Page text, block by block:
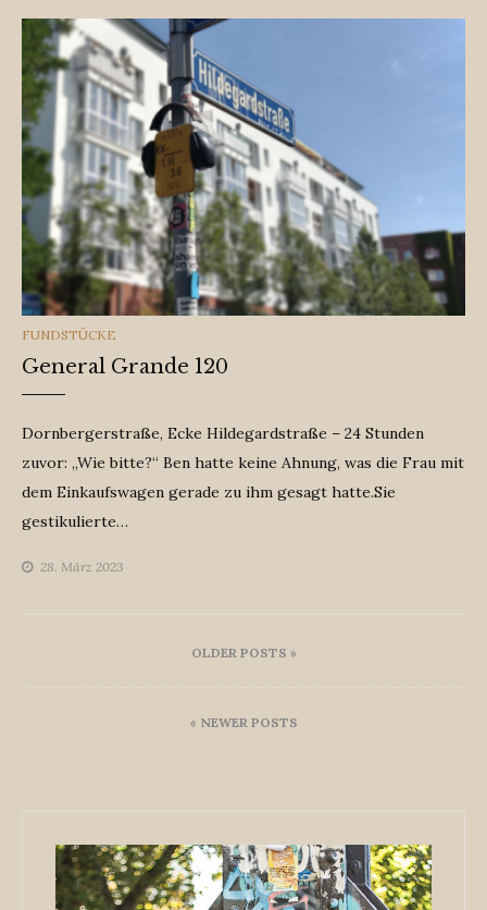
CATEGORIES
FUNDSTÜCKE
General Grande 120
Dornbergerstraße, Ecke Hildegardstraße – 24 Stunden
zuvor: „Wie bitte?“ Ben hatte keine Ahnung, was die Frau mit
dem Einkaufswagen gerade zu ihm gesagt hatte.Sie
gestikulierte…
28. März 2023
Beitragsnavigation
OLDER POSTS »
« NEWER POSTS